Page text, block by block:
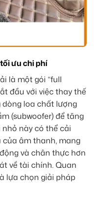
ưu chi phí
là một gói “full
đầu với việc thay thế
loa chất lượng
(subwoofer) để tăng
này có thể cải
của âm thanh, mang
và chân thực hơn
về tài chính. Quan
lựa chọn giải pháp